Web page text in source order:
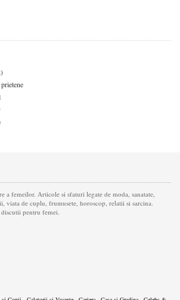
a femeilor. Articole si sfaturi legate de moda, sanatate,
viata de cuplu, frumusete, horoscop, relatii si sarcina.
pentru femei.